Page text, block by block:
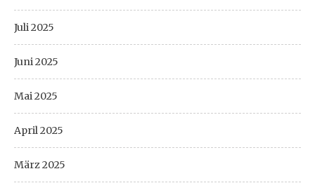
Juli 2025
Juni 2025
Mai 2025
April 2025
März 2025